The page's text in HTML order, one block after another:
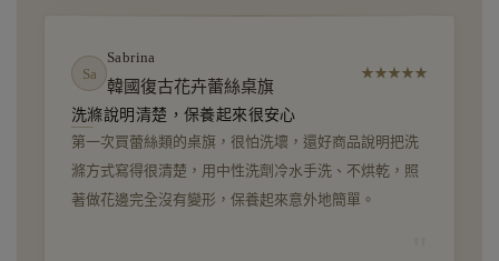
Sa
Sabrina
韓國復古花卉蕾絲桌旗
★★★★★
洗滌說明清楚，保養起來很安心
第一次買蕾絲類的桌旗，很怕洗壞，還好商品說明把洗
滌方式寫得很清楚，用中性洗劑冷水手洗、不烘乾，照
著做花邊完全沒有變形，保養起來意外地簡單。